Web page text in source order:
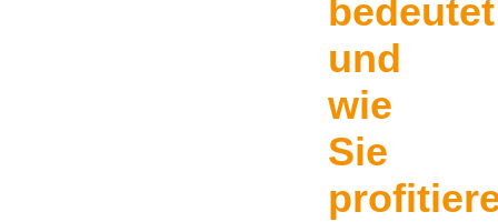
bedeutet
und
wie
Sie